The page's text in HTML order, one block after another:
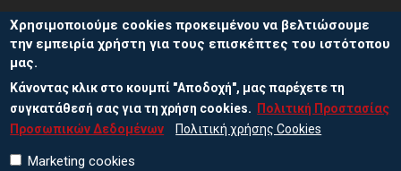
ΕΓΓΡΑΦΗ ΣΤΟ ΕΝΗΜΕΡΩΤΙΚΟ ΔΕΛΤΙΟ
Μείνετε ενημερωμένοι για τις νέες εκδόσεις μας και τις εκδηλώσεις
μας - εγγραφείτε στο ενημερωτικό μας δελτίο.
Χρησιμοποιούμε cookies προκειμένου να βελτιώσουμε
την εμπειρία χρήστη για τους επισκέπτες του ιστότοπου
μας.
Κάνοντας κλικ στο κουμπί "Αποδοχή", μας παρέχετε τη
συγκατάθεσή σας για τη χρήση cookies.
Πολιτική Προστασίας
Προσωπικών Δεδομένων
Πολιτική χρήσης Cookies
Marketing cookies